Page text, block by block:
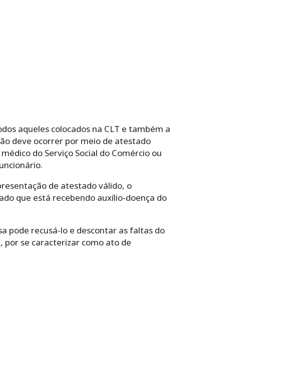
aqueles colocados na CLT e também a
deve ocorrer por meio de atestado
do Serviço Social do Comércio ou
de atestado válido, o
que está recebendo auxílio-doença do
pode recusá-lo e descontar as faltas do
por se caracterizar como ato de